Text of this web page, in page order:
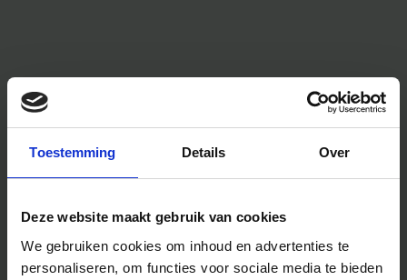
Toestemming Details Over
Deze website maakt gebruik van cookies
We gebruiken cookies om inhoud en advertenties te
personaliseren, om functies voor sociale media te bieden